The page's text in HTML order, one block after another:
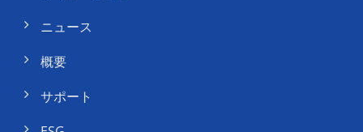
ニュース
概要
サポート